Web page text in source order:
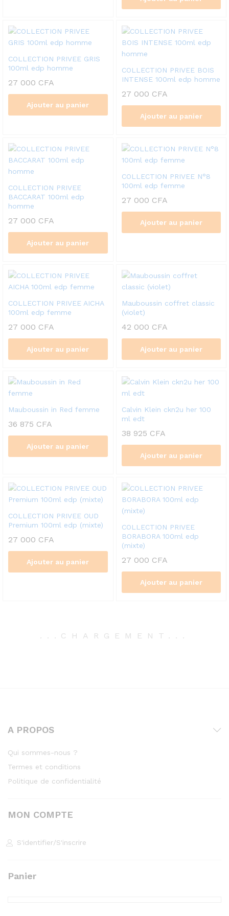
COLLECTION PRIVEE GRIS
100ml edp homme
27 000 CFA
Ajouter au panier
COLLECTION PRIVEE BOIS
INTENSE 100ml edp homme
27 000 CFA
Ajouter au panier
COLLECTION PRIVEE
BACCARAT 100ml edp
homme
27 000 CFA
Ajouter au panier
COLLECTION PRIVEE N°8
100ml edp femme
27 000 CFA
Ajouter au panier
COLLECTION PRIVEE AICHA
100ml edp femme
27 000 CFA
Ajouter au panier
Mauboussin coffret classic
(violet)
42 000 CFA
Ajouter au panier
Mauboussin in Red femme
36 875 CFA
Ajouter au panier
Calvin Klein ckn2u her 100
ml edt
38 925 CFA
Ajouter au panier
COLLECTION PRIVEE OUD
Premium 100ml edp (mixte)
27 000 CFA
Ajouter au panier
COLLECTION PRIVEE
BORABORA 100ml edp
(mixte)
27 000 CFA
Ajouter au panier
. . . CHARGEMENT . . .
A PROPOS
Qui sommes-nous ?
Termes et conditions
Politique de confidentialité
MON COMPTE
S'identifier/S'inscrire
Panier